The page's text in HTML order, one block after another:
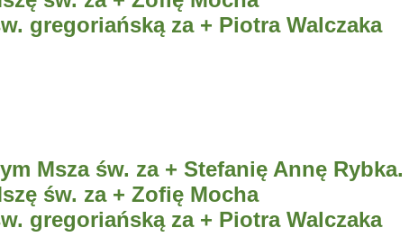
gregoriańską za + Piotra Walczaka
Msza św. za + Stefanię Annę Rybka.
św. za + Zofię Mocha
gregoriańską za + Piotra Walczaka